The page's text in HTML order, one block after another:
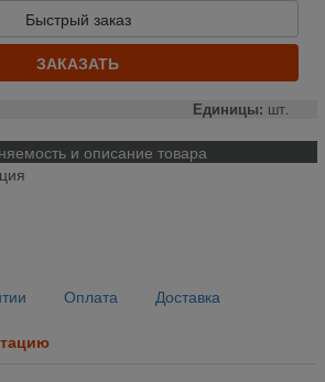
Быстрый заказ
ЗАКАЗАТЬ
Единицы: шт.
и описание товара
Оплата Доставка